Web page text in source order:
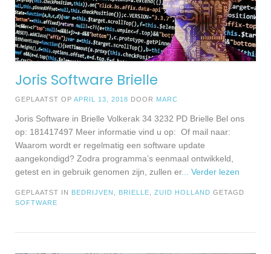
Joris Software Brielle
GEPLAATST OP APRIL 13, 2018 DOOR MARC
Joris Software in Brielle Volkerak 34 3232 PD Brielle Bel ons
op: 181417497 Meer informatie vind u op: Of mail naar:
Waarom wordt er regelmatig een software update
aangekondigd? Zodra programma’s eenmaal ontwikkeld,
getest en in gebruik genomen zijn, zullen er... Verder lezen
GEPLAATST IN BEDRIJVEN BRIELLE ZUID HOLLAND GETAGD
SOFTWARE